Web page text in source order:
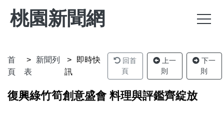
桃園新聞網
首
頁
新聞列
表
即時快
訊
回首
頁
上一
則
下一
則
復興綠竹筍創意盛會 料理與評鑑齊綻放